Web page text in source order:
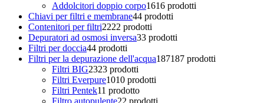
Addolcitori doppio corpo1616 prodotti
Chiavi per filtri e membrane44 prodotti
Contenitori per filtri2222 prodotti
Depuratori ad osmosi inversa33 prodotti
Filtri per doccia44 prodotti
Filtri per la depurazione dell'acqua187187 prodotti
Filtri BIG2323 prodotti
Filtri Everpure1010 prodotti
Filtri Pentek11 prodotto